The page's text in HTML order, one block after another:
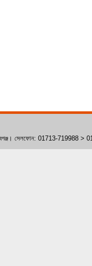
সেলফোন: 01713-